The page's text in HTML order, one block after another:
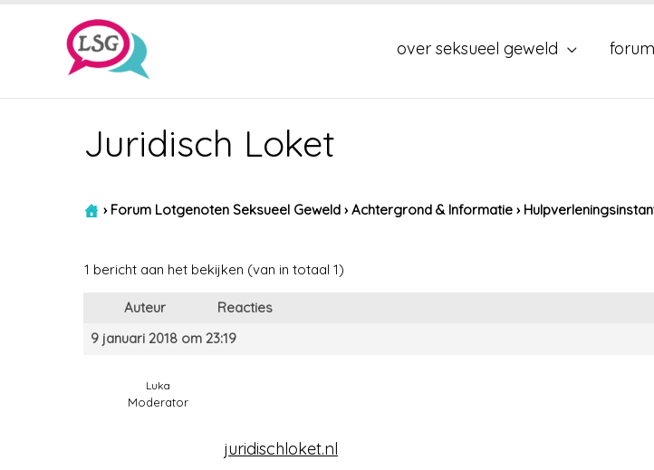
over seksueel geweld forum
Juridisch Loket
› Forum Lotgenoten Seksueel Geweld › Achtergrond & Informatie ›
1 bericht aan het bekijken (van in totaal 1)
Auteur
Reacties
9 januari 2018 om 23:19
Luka
Moderator
juridischloket.nl